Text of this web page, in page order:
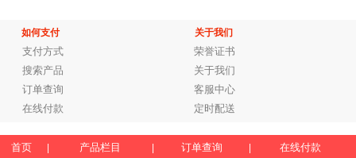
如何支付 关于我们
支付方式
荣誉证书
搜索产品
关于我们
订单查询
客服中心
在线付款
定时配送
首页 产品栏目 订单查询 在线付款